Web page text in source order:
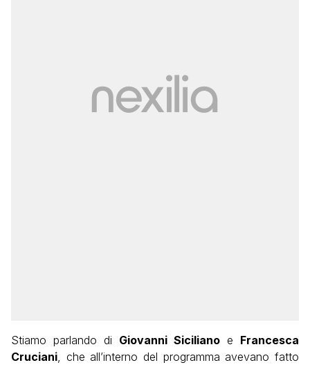
Stiamo parlando di Giovanni Siciliano e Francesca
Cruciani , che all’interno del programma avevano fatto